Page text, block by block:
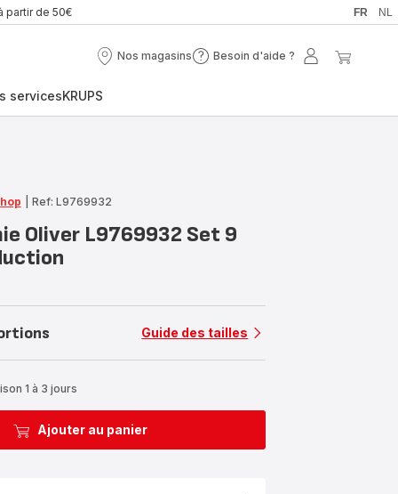
partir de 50€ FR NL
Nos magasins
Nos
Besoin d'aide ?
Besoin
Mon
servicesKRUPS
Ref: L9769932
Oliver L9769932 Set 9
Guide des tailles
1 à 3 jours
Ajouter au panier